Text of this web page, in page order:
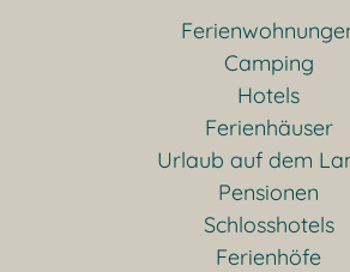
Camping
Hotels
Ferienhäuser
Urlaub auf dem
Pensionen
Schlosshotels
Ferienhöfe